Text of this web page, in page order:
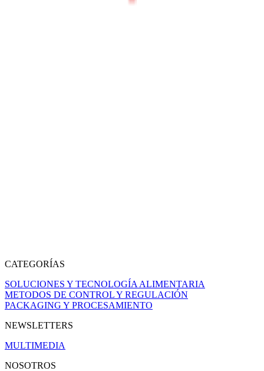
CATEGORÍAS
SOLUCIONES Y TECNOLOGÍA ALIMENTARIA
METODOS DE CONTROL Y REGULACIÓN
PACKAGING Y PROCESAMIENTO
NEWSLETTERS
MULTIMEDIA
NOSOTROS